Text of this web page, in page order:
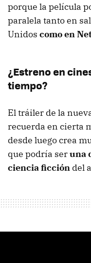
porque la película
paralela tanto en
Unidos como en
¿Estreno en
tiempo?
El tráiler de la
recuerda en cierta
desde luego crea
que podría seruna
ciencia ficción del